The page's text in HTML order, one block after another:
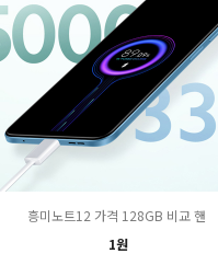
흥미노트12 가격 128GB 비교 핸
1원